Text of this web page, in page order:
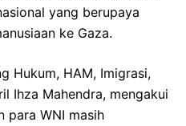
yang berupaya
ke Gaza.
Hukum, HAM, Imigrasi,
Ihza Mahendra, mengakui
para WNI masih